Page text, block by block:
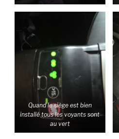
Quand le siège est bien
installé tous les voyants sont
au vert